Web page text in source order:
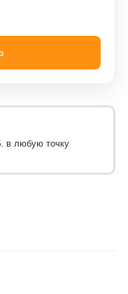
в любую точку